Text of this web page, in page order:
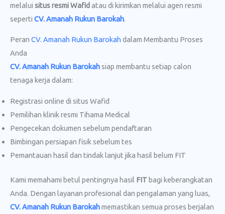
melalui situs resmi Wafid atau di kirimkan melalui agen resmi
seperti CV. Amanah Rukun Barokah.
Peran CV. Amanah Rukun Barokah dalam Membantu Proses
Anda
CV. Amanah Rukun Barokahsiap membantu setiap calon
tenaga kerja dalam:
Registrasi online di situs Wafid
Pemilihan klinik resmi Tihama Medical
Pengecekan dokumen sebelum pendaftaran
Bimbingan persiapan fisik sebelum tes
Pemantauan hasil dan tindak lanjut jika hasil belum FIT
Kami memahami betul pentingnya hasil FIT bagi keberangkatan
Anda. Dengan layanan profesional dan pengalaman yang luas,
CV. Amanah Rukun Barokahmemastikan semua proses berjalan